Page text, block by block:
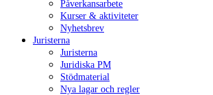
Påverkansarbete
Kurser & aktiviteter
Nyhetsbrev
Juristerna
Juristerna
Juridiska PM
Stödmaterial
Nya lagar och regler